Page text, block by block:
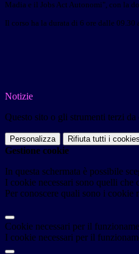
Madia e il JobsAct Autonomi", con la
Il corso ha la durata di 6 ore dalle 09.30
Notizie
Questo sito o gli strumenti terzi
Personalizza Rifiuta tutti i cookies
Gestione cookie
In questa schermata è possibile
I cookie necessari sono quelli
Per conoscere quali sono i cookie
Cookie necessari per il
I cookie necessari per il